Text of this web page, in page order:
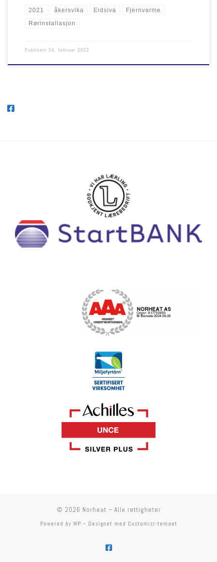
2021 åkersvika Eidsiva Fjernvarme
Rørinstallasjon
Publisert 24. februar 2022
© 2026 Norheat – Alle rettigheter
Powered by WP – Designet med Customizr-temaet